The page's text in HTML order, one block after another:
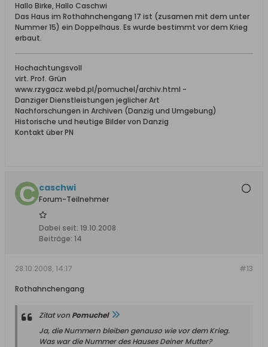
Hallo Birke, Hallo Caschwi
Das Haus im Rothahnchengang 17 ist (zusamen mit dem unter
Nummer 15) ein Doppelhaus. Es wurde bestimmt vor dem Krieg
erbaut.
Hochachtungsvoll
virt. Prof. Grün
www.rzygacz.webd.pl/pomuchel/archiv.html -
Danziger Dienstleistungen jeglicher Art
Nachforschungen in Archiven (Danzig und Umgebung)
Historische und heutige Bilder von Danzig
Kontakt über PN
caschwi
Forum-Teilnehmer
Dabei seit: 19.10.2008
Beiträge: 14
#13
28.10.2008, 14:17
Rothahnchengang
Zitat von Pomuchel
Ja, die Nummern bleiben genauso wie vor dem Krieg.
Was war die Nummer des Hauses Deiner Mutter?